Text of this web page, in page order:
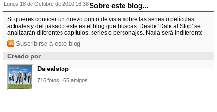
Lunes 18 de Octubre de 2010 16:38Sobre este blog...
Si quieres conocer un nuevo punto de vista sobre las series o películas
actuales y del pasado este es el blog que buscas. Desde 'Dale al Stop' se
analizarán diferentes capítulos, series o personajes. Nada será indiferente
Suscribirse a este blog
Creado por
Dalealstop
716 fotos 65 amigos